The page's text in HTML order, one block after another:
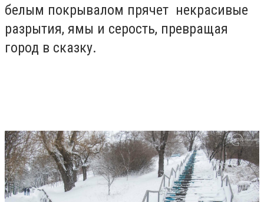
белым покрывалом прячет некрасивые
разрытия, ямы и серость, превращая
город в сказку.